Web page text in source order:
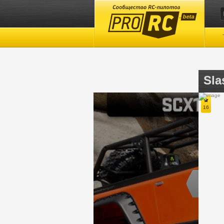
beta
67 32 16